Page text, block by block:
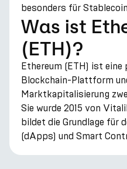
besonders für
Was ist
(ETH)?
Ethereum (ETH) ist eine
Blockchain-Plattform
Marktkapitalisierung
Sie wurde 2015 von
bildet die Grundlage für
(dApps) und Smart